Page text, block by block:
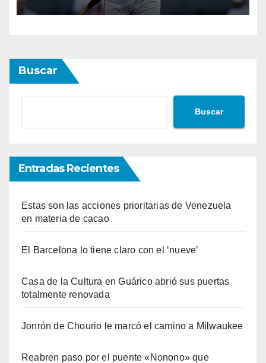
Buscar
Buscar
Entradas Recientes
Estas son las acciones prioritarias de Venezuela
en materia de cacao
El Barcelona lo tiene claro con el ‘nueve’
Casa de la Cultura en Guárico abrió sus puertas
totalmente renovada
Jonrón de Chourio le marcó el camino a Milwaukee
Reabren paso por el puente «Nonono» que